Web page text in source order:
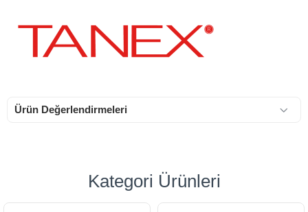
Ürün Değerlendirmeleri
Kategori Ürünleri